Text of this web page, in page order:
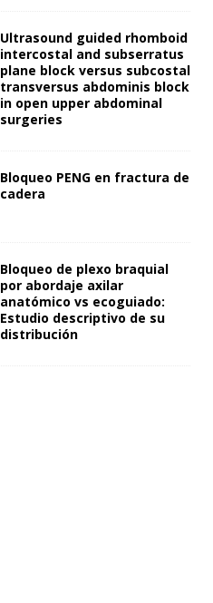
Ultrasound guided rhomboid
intercostal and subserratus
plane block versus subcostal
transversus abdominis block
in open upper abdominal
surgeries
Bloqueo PENG en fractura de
cadera
Bloqueo de plexo braquial
por abordaje axilar
anatómico vs ecoguiado:
Estudio descriptivo de su
distribución